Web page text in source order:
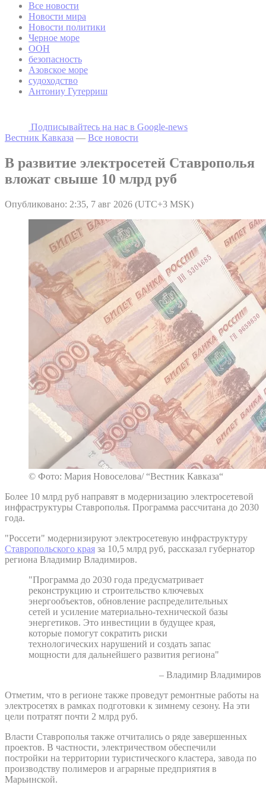
Все новости
Новости мира
Новости политики
Черное море
ООН
безопасность
Азовское море
судоходство
Антониу Гутерриш
Подписывайтесь на наc в Google-news
Вестник Кавказа — Все новости
В развитие электросетей Ставрополья
вложат свыше 10 млрд руб
Опубликовано: 2:35, 7 авг 2026 (UTC+3 MSK)
© Фото: Мария Новоселова/ “Вестник Кавказа“
Более 10 млрд руб направят в модернизацию электросетевой
инфраструктуры Ставрополья. Программа рассчитана до 2030
года.
"Россети" модернизируют электросетевую инфраструктуру
Ставропольского края за 10,5 млрд руб, рассказал губернатор
региона Владимир Владимиров.
"Программа до 2030 года предусматривает
реконструкцию и строительство ключевых
энергообъектов, обновление распределительных
сетей и усиление материально-технической базы
энергетиков. Это инвестиции в будущее края,
которые помогут сократить риски
технологических нарушений и создать запас
мощности для дальнейшего развития региона"
– Владимир Владимиров
Отметим, что в регионе также проведут ремонтные работы на
электросетях в рамках подготовки к зимнему сезону. На эти
цели потратят почти 2 млрд руб.
Власти Ставрополья также отчитались о ряде завершенных
проектов. В частности, электричеством обеспечили
постройки на территории туристического кластера, завода по
производству полимеров и аграрные предприятия в
Марьинской.